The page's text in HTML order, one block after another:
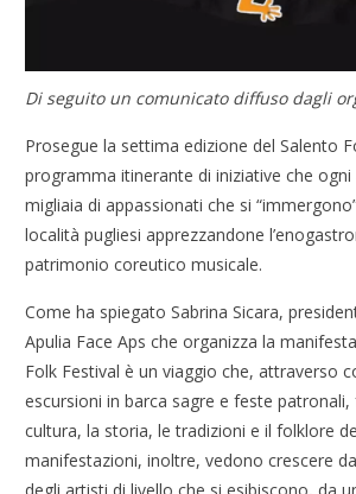
Di seguito un comunicato diffuso dagli
Prosegue la settima edizione del Salento
programma itinerante di iniziative che
migliaia di appassionati che si
località pugliesi apprezzandone
patrimonio coreutico musicale.
Come ha spiegato Sabrina Sicara,
Apulia Face Aps che organizza la
Folk Festival è un viaggio che, attraverso
escursioni in barca sagre e feste
cultura, la storia, le tradizioni e il folklore
manifestazioni, inoltre, vedono crescere